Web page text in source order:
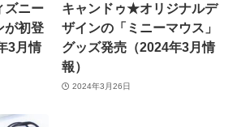
ズニー
が初登
3月情
キャンドゥ★オリジナルデ
ザインの「ミニーマウス」
グッズ発売（2024年3月情
報）
2024年3月26日